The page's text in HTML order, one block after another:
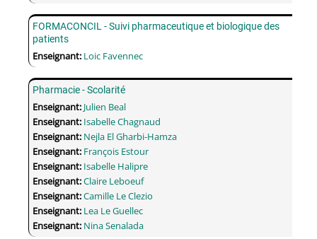
FORMACONCIL - Suivi pharmaceutique et biologique des
patients
Enseignant: Loic Favennec
Pharmacie - Scolarité
Enseignant: Julien Beal
Enseignant: Isabelle Chagnaud
Enseignant: Nejla El Gharbi-Hamza
Enseignant: François Estour
Enseignant: Isabelle Halipre
Enseignant:Claire Leboeuf
Enseignant:Camille Le Clezio
Enseignant: Lea Le Guellec
Enseignant: Nina Senalada